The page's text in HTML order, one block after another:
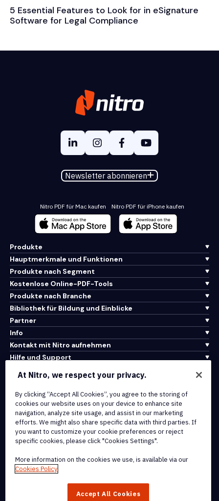
5 Essential Features to Look for in eSignature
Software for Legal Compliance
Newsletter abonnieren
Nitro PDF für Mac kaufen Nitro PDF für iPhone kaufen
Produkte
Hauptmerkmale und Funktionen
Produkte nach Segment
Kostenlose Online-PDF-Tools
Produkte nach Branche
Bibliothek für Bildung und Einblicke
Partner
Info
Kontakt mit Nitro aufnehmen
Hilfe und Support
Nutzungsbedingungen
Cookie-Richtlinie
Copyright-Richtlinie
Alle Bedingungen und Richtlinien
Marken von Nitro Software, Inc. oder seinen verbundenen
At Nitro, we respect your privacy.
By clicking “Accept All Cookies”, you agree to the storing of
cookies our website uses on your device to enhance site
navigation, analyze site usage, and assist in our marketing
efforts. We might also share specific data with third parties. If
you want to customize your cookie preferences or reject
specific cookies, please click "Cookies Settings".
More information on the cookies we use, is available via our
Cookies Policy
Accept All Cookies